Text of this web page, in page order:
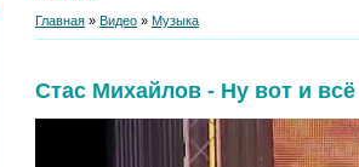
Главная » Видео » Музыка
Стас Михайлов - Ну вот и всё